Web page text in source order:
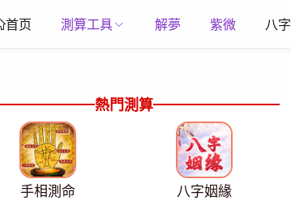
首页 測算工具 解夢 紫微 八字
熱門測算
手相測命 八字姻緣